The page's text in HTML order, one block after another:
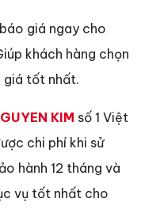
giá ngay cho
khách hàng chọn
giá tốt nhất.
KIM số 1 Việt
chi phí khi sử
hành 12 tháng và
vụ tốt nhất cho